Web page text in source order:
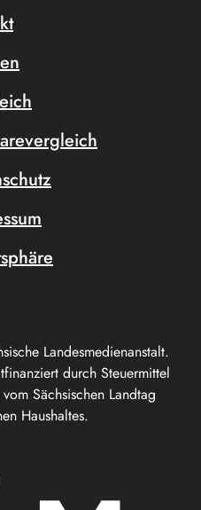
Landesmedienanstalt.
durch Steuermittel
Sächsischen Landtag
Haushaltes.